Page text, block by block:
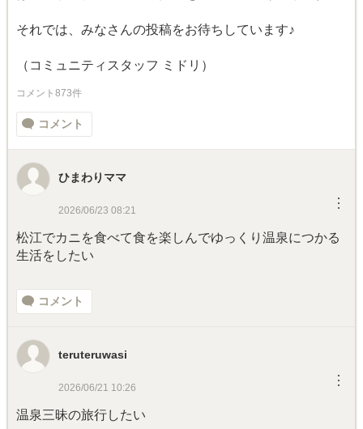
それでは、みなさんの投稿をお待ちしています♪
（コミュニティスタッフ ミドリ）
コメント873件
コメント
ひまわりママ
2026/06/23 08:21 ︙
松江でカニを食べて食を楽しんでゆっくり温泉につかる
生活をしたい
コメント
teruteruwasi
2026/06/21 10:26 ︙
温泉三昧の旅行したい